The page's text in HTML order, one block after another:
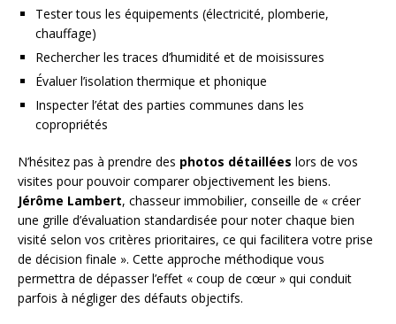
Tester tous les équipements (électricité, plomberie,
chauffage)
Rechercher les traces d’humidité et de moisissures
Évaluer l’isolation thermique et phonique
Inspecter l’état des parties communes dans les
copropriétés
N’hésitez pas à prendre des photos détaillées lors de vos
visites pour pouvoir comparer objectivement les biens.
Jérôme Lambert, chasseur immobilier, conseille de « créer
une grille d’évaluation standardisée pour noter chaque bien
visité selon vos critères prioritaires, ce qui facilitera votre prise
de décision finale ». Cette approche méthodique vous
permettra de dépasser l’effet « coup de cœur » qui conduit
parfois à négliger des défauts objectifs.